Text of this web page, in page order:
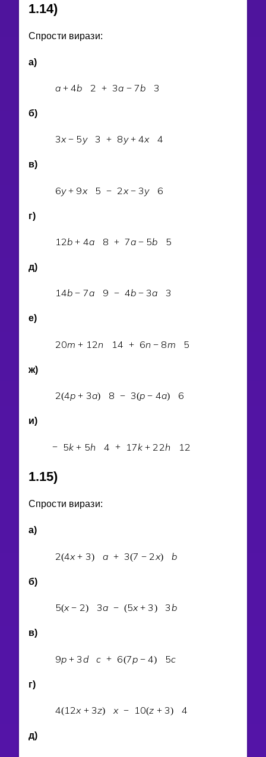
1.14)
Спрости вирази:
а)
a + 4b 2 + 3a − 7b 3
б)
3x − 5y 3 + 8y + 4x 4
в)
6y + 9x 5 − 2 x − 3y 6
г)
1 2b + 4a 8 + 7a − 5b 5
д)
14b − 7a 9 − 4b − 3a 3
е)
20m + 1 2n 1 4 + 6n − 8m 5
ж)
2(4p + 3a) 8 − 3(p − 4a) 6
и)
− 5k + 5h 4 + 1 7k + 22h 1 2
1.15)
Спрости вирази:
а)
2(4x + 3) a + 3(7 − 2 x) b
б)
5(x − 2) 3a − (5x + 3) 3 b
в)
9p + 3d c + 6(7p − 4) 5c
г)
4(12x + 3z) x − 1 0(z + 3) 4
д)